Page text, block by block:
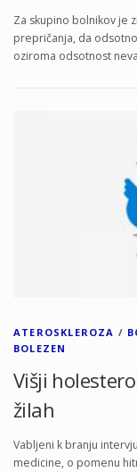
Za skupino bolnikov je
prepričanja, da
oziroma odsotnost
ATEROSKLEROZA /
BOLEZEN
Višji
žilah
Vabljeni k branju
medicine, o pomenu